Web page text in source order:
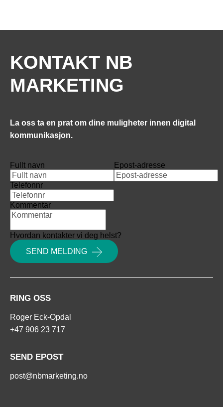
KONTAKT NB
MARKETING
La oss ta en prat om dine muligheter innen digital
kommunikasjon.
Fullt navn Epost-adresse
Telefonnr
Kommentar
Hvordan kontakter vi deg helst?
SEND MELDING
RING OSS
+47 906 23 717
SEND EPOST
post@nbmarketing.no